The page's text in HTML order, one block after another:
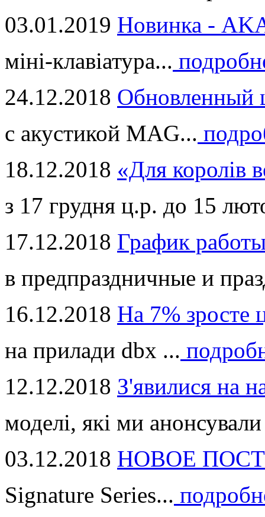
03.01.2019 Новинка -
міні-клавіатура...
24.12.2018 Обновленный
с акустикой MAG...
18.12.2018 «Для королів
з 17 грудня ц.р. до 15
17.12.2018 График
в предпраздничные и
16.12.2018 На 7% зросте
на прилади dbx ...
12.12.2018 З'явилися на
моделі, які ми
03.12.2018 НОВОЕ
Signature Series...